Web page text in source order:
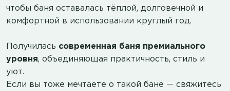
чтобы баня оставалась тёплой, долговечной и
комфортной в использовании круглый год.
Получилась современная баня премиального
уровня, объединяющая практичность, стиль и
уют.
Если вы тоже мечтаете о такой бане — свяжитесь